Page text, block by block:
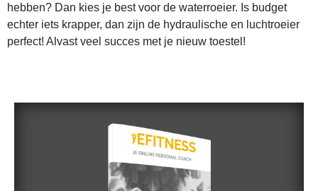
hebben? Dan kies je best voor de waterroeier. Is budget
echter iets krapper, dan zijn de hydraulische en luchtroeier
perfect! Alvast veel succes met je nieuw toestel!